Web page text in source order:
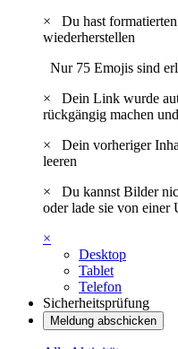
×
Du hast
wiederherstellen
Nur 75 Emojis sind
×
Dein Link wurde
rückgängig machen
×
Dein vorheriger
leeren
×
Du kannst Bilder
oder lade sie von einer
×
Desktop
Tablet
Telefon
Sicherheitsprüfung
Meldung abschicken